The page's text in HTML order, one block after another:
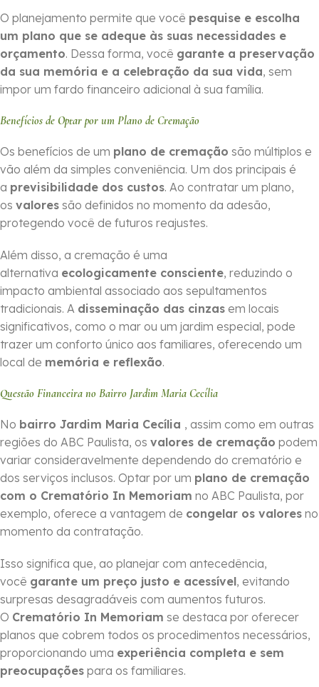
O planejamento permite que você pesquise e escolha
um plano que se adeque às suas necessidades e
orçamento. Dessa forma, você garante a preservação
da sua memória e a celebração da sua vida, sem
impor um fardo financeiro adicional à sua família.
Benefícios de Optar por um Plano de Cremação
Os benefícios de um plano de cremação são múltiplos e
vão além da simples conveniência. Um dos principais é
a previsibilidade dos custos. Ao contratar um plano,
os valores são definidos no momento da adesão,
protegendo você de futuros reajustes.
Além disso, a cremação é uma
alternativa ecologicamente consciente, reduzindo o
impacto ambiental associado aos sepultamentos
tradicionais. A disseminação das cinzas em locais
significativos, como o mar ou um jardim especial, pode
trazer um conforto único aos familiares, oferecendo um
local de memória e reflexão.
Questão Financeira no Bairro Jardim Maria Cecília
No bairro Jardim Maria Cecília , assim como em outras
regiões do ABC Paulista, os valores de cremação podem
variar consideravelmente dependendo do crematório e
dos serviços inclusos. Optar por um plano de cremação
com o Crematório In Memoriam no ABC Paulista, por
exemplo, oferece a vantagem de congelar os valores no
momento da contratação.
Isso significa que, ao planejar com antecedência,
você garante um preço justo e acessível, evitando
surpresas desagradáveis com aumentos futuros.
O Crematório In Memoriam se destaca por oferecer
planos que cobrem todos os procedimentos necessários,
proporcionando uma experiência completa e sem
preocupações para os familiares.